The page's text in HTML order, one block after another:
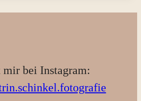
mir bei Instagram: